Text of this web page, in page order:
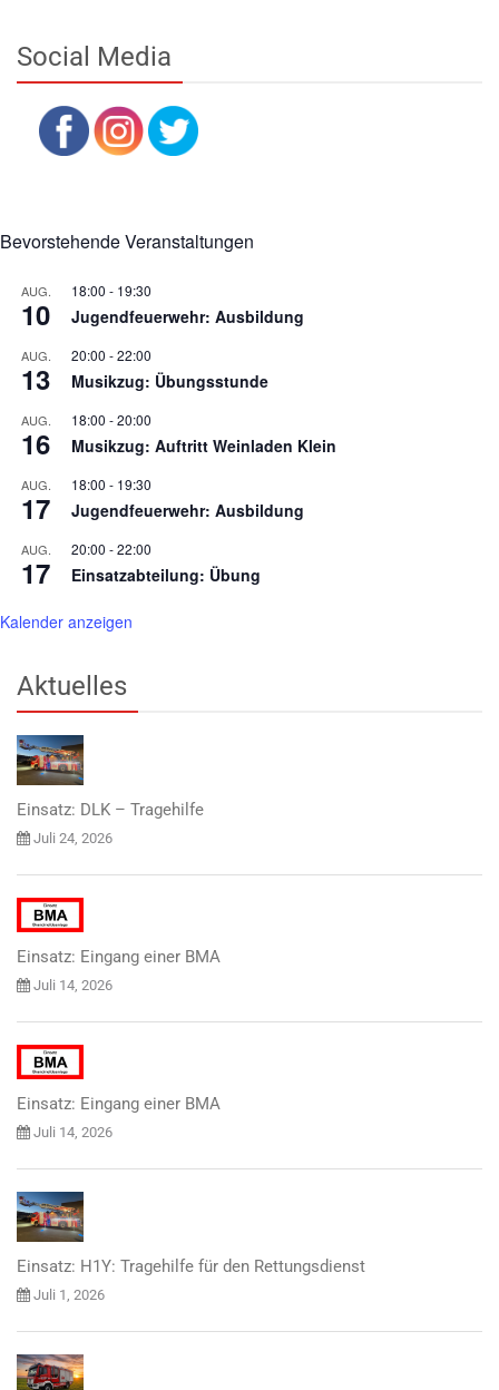
Social Media
Bevorstehende Veranstaltungen
AUG.
10
18:00 - 19:30
Jugendfeuerwehr: Ausbildung
AUG.
13
20:00 -22:00
Musikzug: Übungsstunde
AUG.
16
18:00 -20:00
Musikzug: Auftritt Weinladen Klein
AUG.
17
18:00 - 19:30
Jugendfeuerwehr: Ausbildung
AUG.
17
20:00 -22:00
Einsatzabteilung: Übung
Kalender anzeigen
Aktuelles
Einsatz: DLK – Tragehilfe
Juli 24, 2026
Einsatz: Eingang einer BMA
Juli 14, 2026
Einsatz: Eingang einer BMA
Juli 14, 2026
Einsatz: H1Y: Tragehilfe für den Rettungsdienst
Juli 1, 2026